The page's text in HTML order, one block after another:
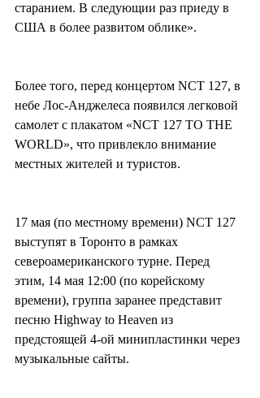
старанием. В следующии раз приеду в
США в более развитом облике».
Более того, перед концертом NCT 127, в
небе Лос-Анджелеса появился легковой
самолет с плакатом «NCT 127 TO THE
WORLD», что привлекло внимание
местных жителей и туристов.
17 мая (по местному времени) NCT 127
выступят в Торонто в рамках
североамериканского турне. Перед
этим, 14 мая 12:00 (по корейскому
времени), группа заранее представит
песню Highway to Heaven из
предстоящей 4-ой минипластинки через
музыкальные сайты.